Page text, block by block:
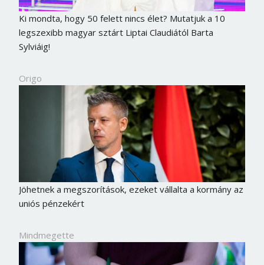
Ki mondta, hogy 50 felett nincs élet? Mutatjuk a 10
legszexibb magyar sztárt Liptai Claudiától Barta
Sylviáig!
Origo
Jöhetnek a megszorítások, ezeket vállalta a kormány az
uniós pénzekért
Mindmegette